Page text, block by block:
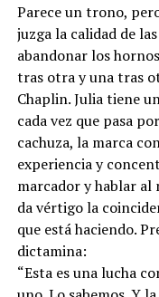
Parece un trono,
juzga la calidad de
abandonar los
tras otra y una tras
Chaplin. Julia tiene
cada vez que pasa
cachuza, la marca
experiencia y
marcador y hablar al
da vértigo la
que está haciendo.
dictamina:
“Esta es una lucha